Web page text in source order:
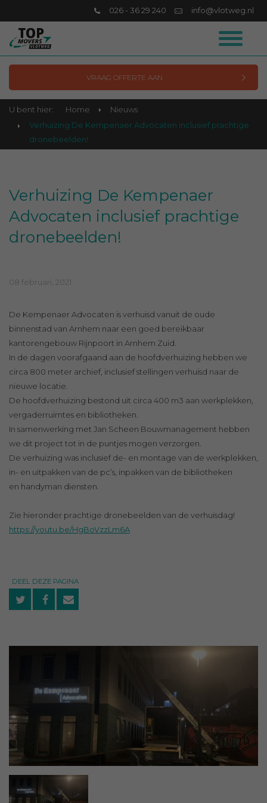
info@vlotweg.nl
026 - 36 29 240
VRAAG OFFERTE AAN
U bent hier: Home
Nieuws
Verhuizing De Kempenaer Advocaten inclusief prachtige
dronebeelden!
Verhuizing De Kempenaer
Advocaten inclusief prachtige
dronebeelden!
08 februari, 2021
De Kempenaer Advocaten is verhuisd vanuit de oude
binnenstad van Arnhem naar een goed bereikbaar
kantorengebouw Rijnpoort in Arnhem Zuid.
In de dagen voorafgaand aan de hoofdverhuizing hebben we
circa 800 meter archief, inclusief stellingen verhuisd naar de
nieuwe locatie.
De hoofdverhuizing bestond uit circa 400 m3 aan werkplekken,
vergaderruimtes en bibliotheken.
In samenwerking met Jan Scheen Bouwmanagement hebben
we dit project tot in de puntjes mogen verzorgen.
De verhuizing was inclusief de- en montage van de werkplekken,
in- en uitpakken van de pc’s, inpakken van de bibliotheken
en handyman diensten.
Zie hieronder prachtige dronebeelden van de verhuisdag!
https://youtu.be/HgBoVzzLm6A
DEEL DEZE PAGINA